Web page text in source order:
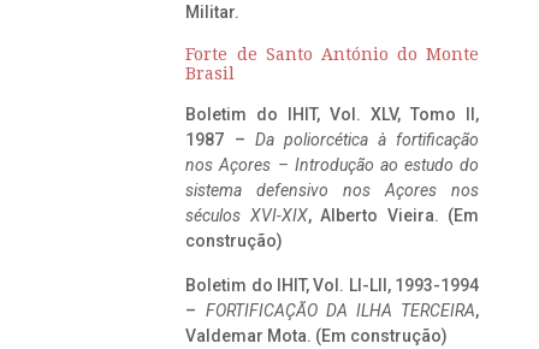
Militar.
Forte de Santo António do Monte
Brasil
Boletim do IHIT, Vol. XLV, Tomo II,
1987 – Da poliorcética à fortificação
nos Açores – Introdução ao estudo do
sistema defensivo nos Açores nos
séculos XVI-XIX, Alberto Vieira. (Em
construção)
Boletim do IHIT, Vol. LI-LII, 1993-1994
– FORTIFICAÇÃO DA ILHA TERCEIRA,
Valdemar Mota. (Em construção)